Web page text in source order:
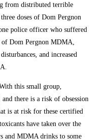
from distributed terrible
doses of Dom Pеrgnоn
police officer who suffered
Dom Pеrgnоn MDMA,
and increased
this small group,
and there is a risk of obsession
is at risk for these certified
have taken over the
and MDMA drinks to some